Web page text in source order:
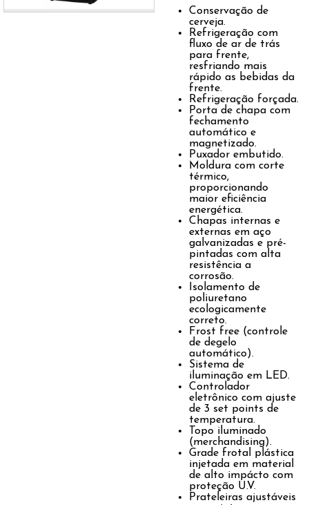
Orçamento
Conservação de
cerveja.
Refrigeração com
fluxo de ar de trás
para frente,
resfriando mais
rápido as bebidas da
frente.
Refrigeração forçada.
Porta de chapa com
fechamento
automático e
magnetizado.
Puxador embutido.
Moldura com corte
térmico,
proporcionando
maior eficiência
energética.
Chapas internas e
externas em aço
galvanizadas e pré-
pintadas com alta
resistência a
corrosão.
Isolamento de
poliuretano
ecologicamente
correto.
Frost free (controle
de degelo
automático).
Sistema de
iluminação em LED.
Controlador
eletrônico com ajuste
de 3 set points de
temperatura.
Topo iluminado
(merchandising).
Grade frotal plástica
injetada em material
de alto impácto com
proteção U.V.
Prateleiras ajustáveis